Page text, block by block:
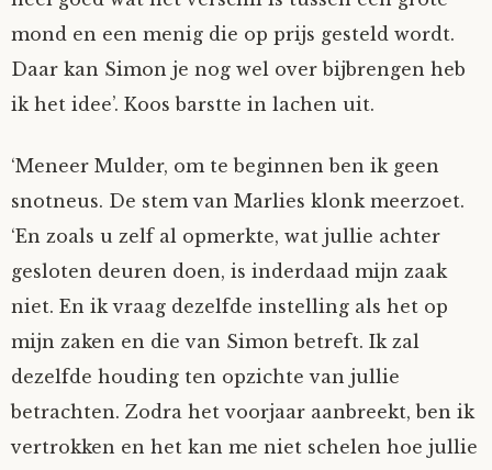
mond en een menig die op prijs gesteld wordt.
Daar kan Simon je nog wel over bijbrengen heb
ik het idee’. Koos barstte in lachen uit.
‘Meneer Mulder, om te beginnen ben ik geen
snotneus. De stem van Marlies klonk meerzoet.
‘En zoals u zelf al opmerkte, wat jullie achter
gesloten deuren doen, is inderdaad mijn zaak
niet. En ik vraag dezelfde instelling als het op
mijn zaken en die van Simon betreft. Ik zal
dezelfde houding ten opzichte van jullie
betrachten. Zodra het voorjaar aanbreekt, ben ik
vertrokken en het kan me niet schelen hoe jullie